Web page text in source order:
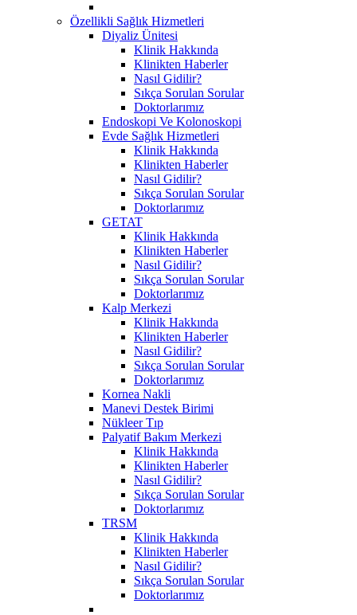
Özellikli Sağlık Hizmetleri
Diyaliz Ünitesi
Klinik Hakkında
Klinikten Haberler
Nasıl Gidilir?
Sıkça Sorulan Sorular
Doktorlarımız
Endoskopi Ve Kolonoskopi
Evde Sağlık Hizmetleri
Klinik Hakkında
Klinikten Haberler
Nasıl Gidilir?
Sıkça Sorulan Sorular
Doktorlarımız
GETAT
Klinik Hakkında
Klinikten Haberler
Nasıl Gidilir?
Sıkça Sorulan Sorular
Doktorlarımız
Kalp Merkezi
Klinik Hakkında
Klinikten Haberler
Nasıl Gidilir?
Sıkça Sorulan Sorular
Doktorlarımız
Kornea Nakli
Manevi Destek Birimi
Nükleer Tıp
Palyatif Bakım Merkezi
Klinik Hakkında
Klinikten Haberler
Nasıl Gidilir?
Sıkça Sorulan Sorular
Doktorlarımız
TRSM
Klinik Hakkında
Klinikten Haberler
Nasıl Gidilir?
Sıkça Sorulan Sorular
Doktorlarımız